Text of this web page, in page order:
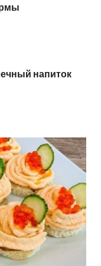
напиток